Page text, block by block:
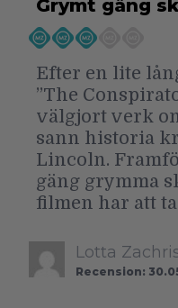
Grymt gäng
Efter en lite
”The
välgjort verk
sann historia
Lincoln.
gäng grymma
filmen har att
Lotta
Recension: